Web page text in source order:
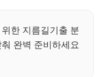
한 지름길기출 분
완벽 준비하세요